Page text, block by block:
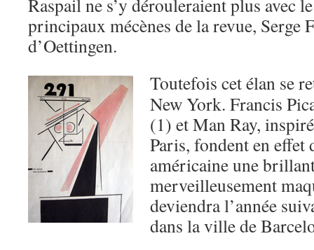
Raspail ne s’y dérouleraient plus avec
principaux mécènes de la revue, Serge
d’Oettingen.
Toutefois cet élan se
New York. Francis
(1) et Man Ray,
Paris, fondent en effet
américaine une
merveilleusement
deviendra l’année
dans la ville de